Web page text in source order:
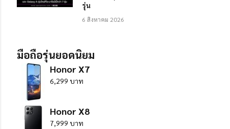
รุ่น
6 สิงหาคม 2026
มือถือรุ่นยอดนิยม
Honor X7
6,299 บาท
Honor X8
7,999 บาท